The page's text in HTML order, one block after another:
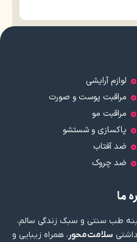
لوازم آرایشی
مراقبت پوست و صورت
مراقبت مو
پاکسازی و شستشو
ضد آفتاب
ضد چروک
ما
طب سنتی و سبک زندگی سالم،
سلامت‌محور، همراه زیبایی و